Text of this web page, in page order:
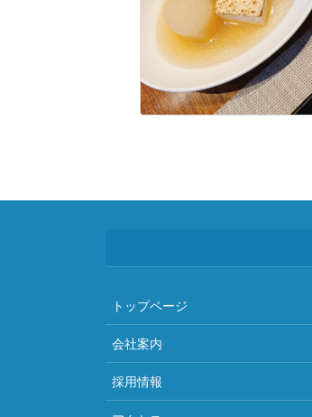
トップページ
会社案内
採用情報